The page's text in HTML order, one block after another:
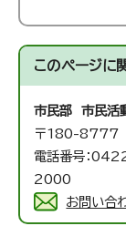
このページに
市民部 市民活
〒180-8777
電話番号：
2000
お問い合